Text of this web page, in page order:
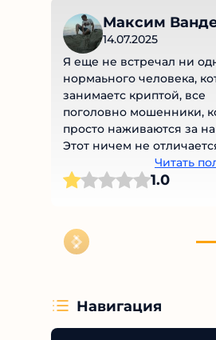
Максим
14.07.2025
Я еще не встречал ни
нормаьного человека,
занимаетс криптой, все
поголовно мошенники,
просто наживаются за
Этот ничем не
Читать
1.0
Навигация